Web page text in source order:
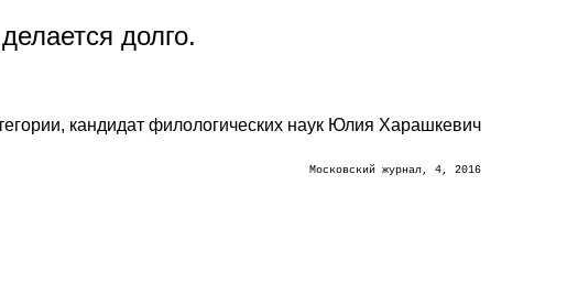
долго.
кандидат филологических наук Юлия Харашкевич
Московский журнал, 4, 2016